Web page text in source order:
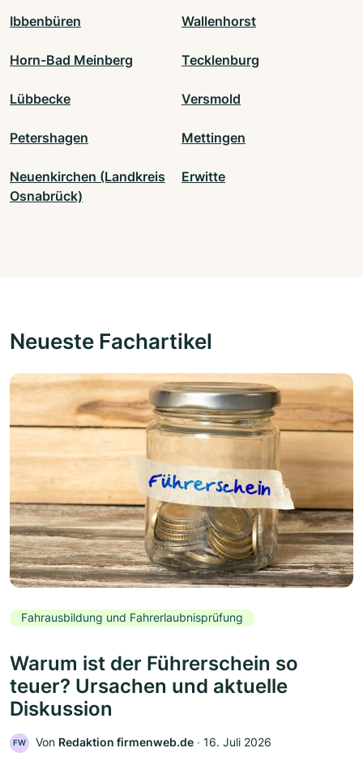
Ibbenbüren Wallenhorst
Horn-Bad Meinberg Tecklenburg
Lübbecke Versmold
Petershagen Mettingen
Neuenkirchen (Landkreis
Osnabrück)
Erwitte
Neueste Fachartikel
Fahrausbildung und Fahrerlaubnisprüfung
Warum ist der Führerschein so
teuer? Ursachen und aktuelle
Diskussion
FW Von Redaktion firmenweb.de ‧ 16. Juli 2026